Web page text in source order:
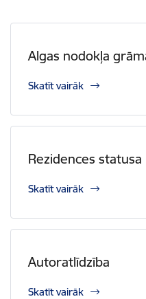
Algas nodokļa
Skatīt vairāk
Rezidences
Skatīt vairāk
Autoratlīdzība
Skatīt vairāk